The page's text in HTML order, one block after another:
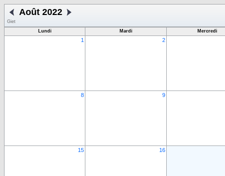
Août 2022
Giet
Lundi
Mardi Mercredi
1 2
8 9
15 16